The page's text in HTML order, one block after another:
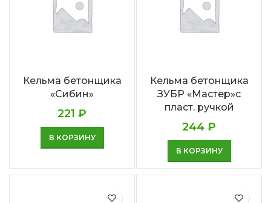
Кельма бетонщика
«Сибин»
221 ₽
В КОРЗИНУ
Кельма бетонщика
ЗУБР «Мастер»с
пласт. ручкой
244 ₽
В КОРЗИНУ